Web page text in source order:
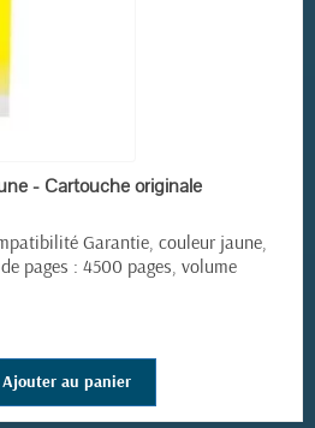
EN STOCK
- Cartouche originale
Garantie, couleur jaune,
pages : 4500 pages, volume
Ajouter au panier